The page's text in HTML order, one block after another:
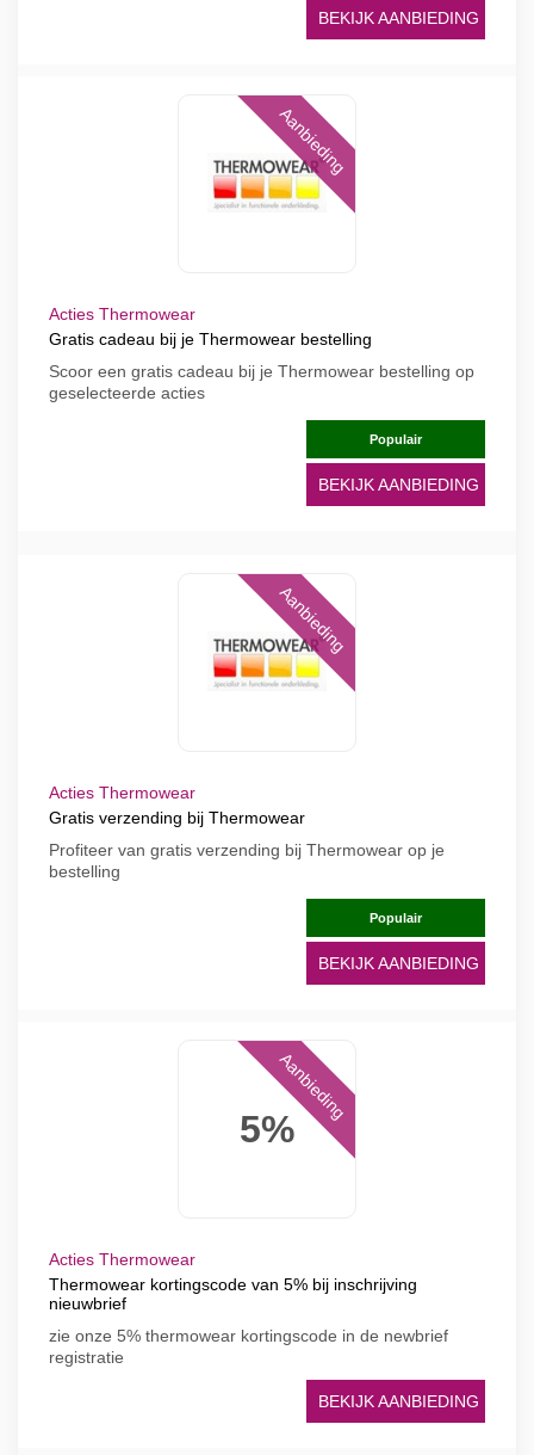
BEKIJK AANBIEDING
Aanbieding
Acties Thermowear
Gratis cadeau bij je Thermowear bestelling
Scoor een gratis cadeau bij je Thermowear bestelling op
geselecteerde acties
Populair
BEKIJK AANBIEDING
Aanbieding
Acties Thermowear
Gratis verzending bij Thermowear
Profiteer van gratis verzending bij Thermowear op je
bestelling
Populair
BEKIJK AANBIEDING
5%
Aanbieding
Acties Thermowear
Thermowear kortingscode van 5% bij inschrijving
nieuwbrief
zie onze 5% thermowear kortingscode in de newbrief
registratie
BEKIJK AANBIEDING